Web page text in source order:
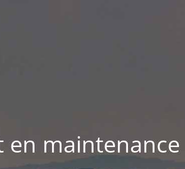
en maintenance